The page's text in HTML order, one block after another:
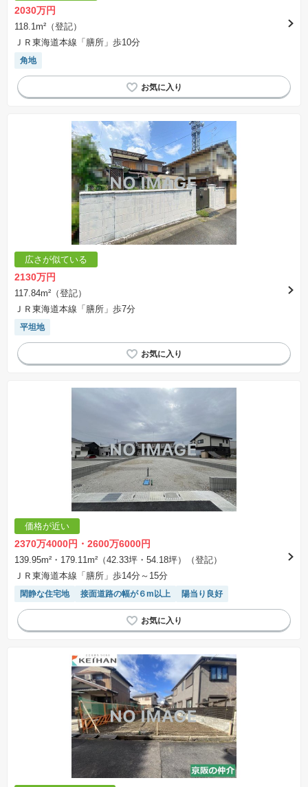
2030万円
118.1m²（登記）
ＪＲ東海道本線「膳所」歩10分
角地
広さが似ている
2130万円
117.84m²（登記）
ＪＲ東海道本線「膳所」歩7分
平坦地
価格が近い
2370万4000円・2600万6000円
139.95m²・179.11m²（42.33坪・54.18坪）（登記）
ＪＲ東海道本線「膳所」歩14分～15分
閑静な住宅地 接面道路の幅が６m以上 陽当り良好